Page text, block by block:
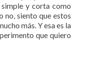
y corta como
no, siento que estos
más. Y esa es la
que quiero